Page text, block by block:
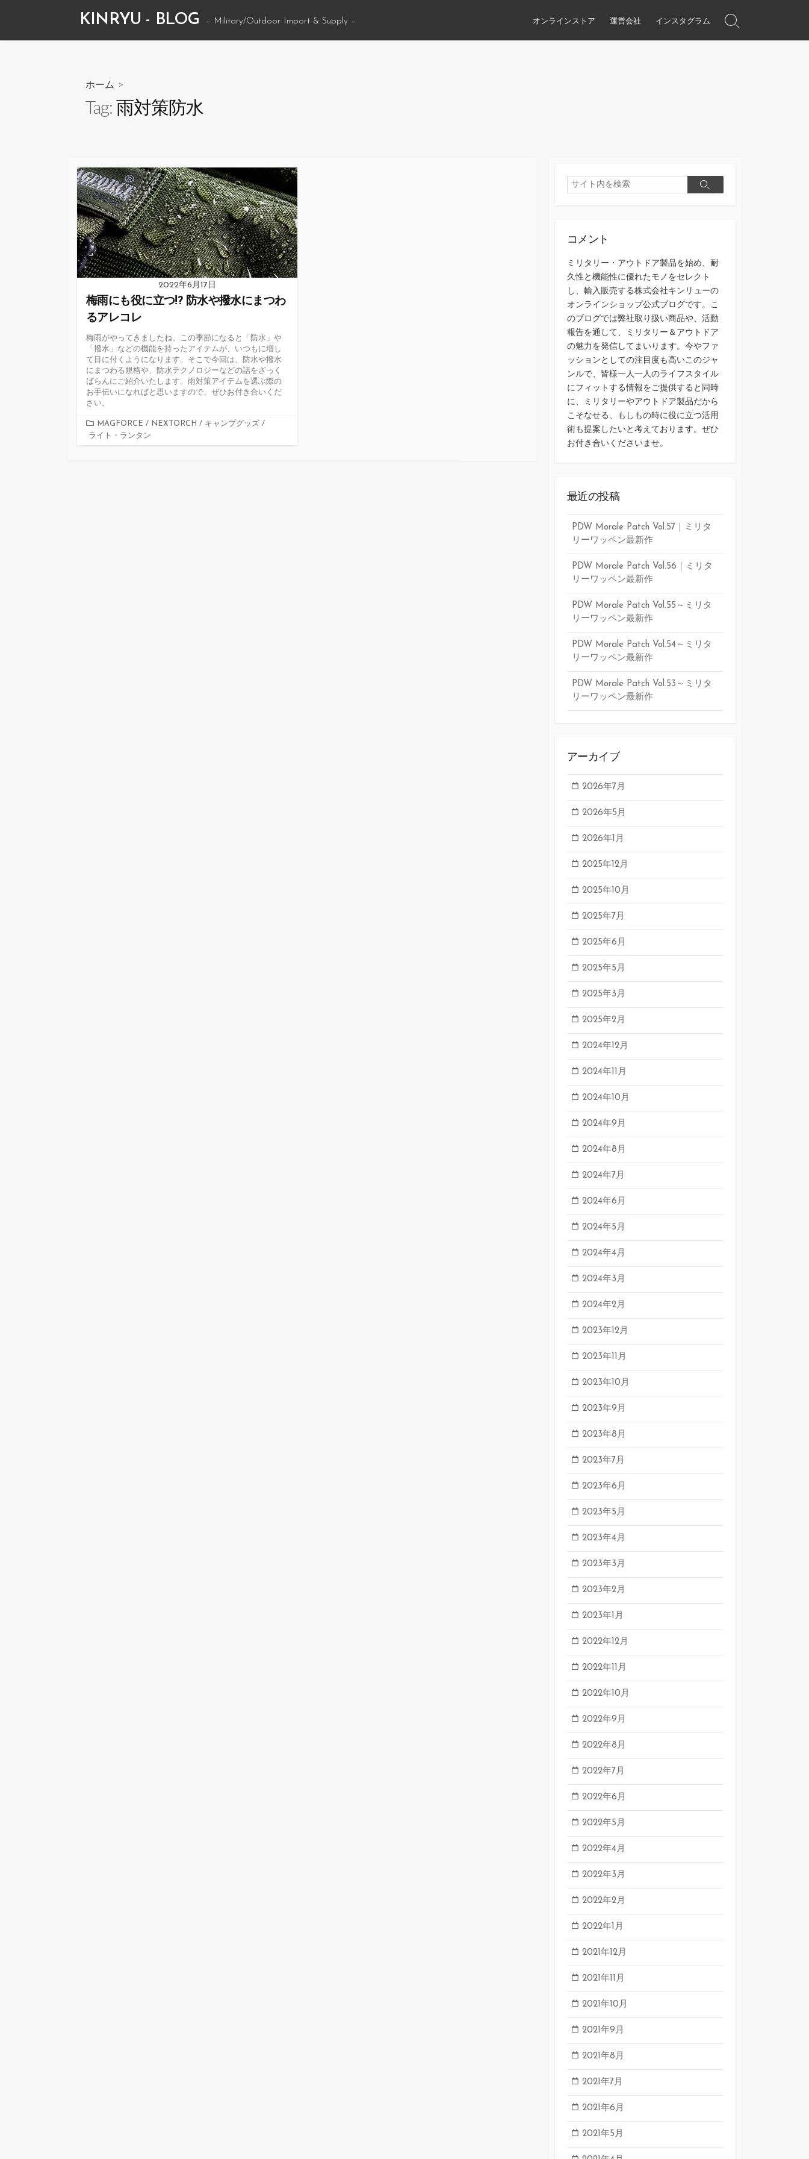
テ
KINRYU - BLOG – Military/Outdoor Import & Supply – オンラインストア 運営会社 インスタグラム
検
索
ホーム >
Tag:雨対策防水
2022年6月17日
梅雨にも役に立つ!? 防水や撥水にまつわ
るアレコレ
梅雨がやってきましたね。この季節になると「防水」や
「撥水」などの機能を持ったアイテムが、いつもに増し
て目に付くようになります。そこで今回は、防水や撥水
にまつわる規格や、防水テクノロジーなどの話をざっく
ばらんにご紹介いたします。雨対策アイテムを選ぶ際の
お手伝いになればと思いますので、ぜひお付き合いくだ
さい。
カ
テ
MAGFORCE / NEXTORCH / キャンプグッズ /
ライト・ランタン
検
索
検
コメント
ミリタリー・アウトドア製品を始め、耐
久性と機能性に優れたモノをセレクト
し、輸入販売する株式会社キンリューの
オンラインショップ公式ブログです。こ
のブログでは弊社取り扱い商品や、活動
報告を通して、ミリタリー＆アウトドア
の魅力を発信してまいります。今やファ
ッションとしての注目度も高いこのジャ
ンルで、皆様一人一人のライフスタイル
にフィットする情報をご提供すると同時
に、ミリタリーやアウトドア製品だから
こそなせる、もしもの時に役に立つ活用
術も提案したいと考えております。ぜひ
お付き合いくださいませ。
最近の投稿
PDW Morale Patch Vol.57｜ミリタ
リーワッペン最新作
PDW Morale Patch Vol.56｜ミリタ
リーワッペン最新作
PDW Morale Patch Vol.55～ミリタ
リーワッペン最新作
PDW Morale Patch Vol.54～ミリタ
リーワッペン最新作
PDW Morale Patch Vol.53～ミリタ
リーワッペン最新作
アーカイブ
2026年7月
2026年5月
2026年1月
2025年12月
2025年10月
2025年7月
2025年6月
2025年5月
2025年3月
2025年2月
2024年12月
2024年11月
2024年10月
2024年9月
2024年8月
2024年7月
2024年6月
2024年5月
2024年4月
2024年3月
2024年2月
2023年12月
2023年11月
2023年10月
2023年9月
2023年8月
2023年7月
2023年6月
2023年5月
2023年4月
2023年3月
2023年2月
2023年1月
2022年12月
2022年11月
2022年10月
2022年9月
2022年8月
2022年7月
2022年6月
2022年5月
2022年4月
2022年3月
2022年2月
2022年1月
2021年12月
2021年11月
2021年10月
2021年9月
2021年8月
2021年7月
2021年6月
2021年5月